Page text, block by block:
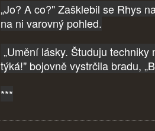
„Jo? A co?" Zašklebil se Rhys
na ni varovný pohled.
„Umění lásky. Študuju
týká!" bojovně vystrčila bradu,
***